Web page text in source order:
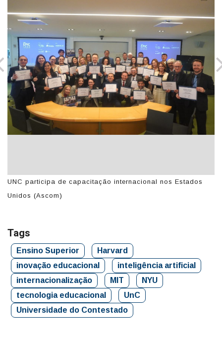
UNC participa de capacitação internacional nos Estados
Unidos (Ascom)
Tags
Ensino Superior
Harvard
inovação educacional
inteligência artificial
internacionalização
MIT
NYU
tecnologia educacional
UnC
Universidade do Contestado